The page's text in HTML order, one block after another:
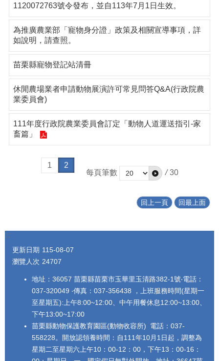
1120072763號令發布，並自113年7月1日生效。
為推廣農業部「寵物身分證」政策及相關宣導事項，詳
如說明，請查照。
苗栗縣寵物登記站清冊
休閒農場業者申請動物展演許可常見問答Q&A(行政院農
業委員會)
111年度行政院農業委員會訂定「動物人道運送指引-家
畜篇」
1
2
每頁筆數
/ 30
回上一頁 回最上面
:::
更新日期 115-08-07
瀏覽人次 24707
地址：36057 苗栗縣苗栗市玉華里玉清路382-1號‧電話：
037-320049 ‧傳真：037-356438 ，上班服務時間(星期一
至星期五):上午8:00~12:00、中午用餐休息12:00~13:00、
下午13:00~17:00
苗栗縣動物保護教育園區(動物收容所) 電話：037-
558228。開放認領養時間：自111年10月1日起，調整為
星期二至星期六上午10：00-12：00，下午13：00-16：